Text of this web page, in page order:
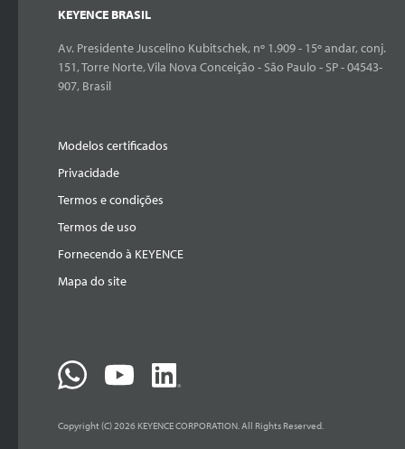
KEYENCE BRASIL
Av. Presidente Juscelino Kubitschek, nº 1.909 - 15º andar, conj.
151, Torre Norte, Vila Nova Conceição - São Paulo - SP - 04543-
907, Brasil
Modelos certificados
Privacidade
Termos e condições
Termos de uso
Fornecendo à KEYENCE
Mapa do site
Copyright (C) 2026 KEYENCE CORPORATION. All Rights Reserved.